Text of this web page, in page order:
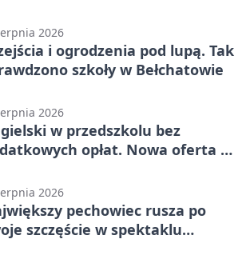
2026
i ogrodzenia pod lupą. Tak
szkoły w Bełchatowie
2026
w przedszkolu bez
opłat. Nowa oferta w
2026
pechowiec rusza po
szczęście w spektaklu